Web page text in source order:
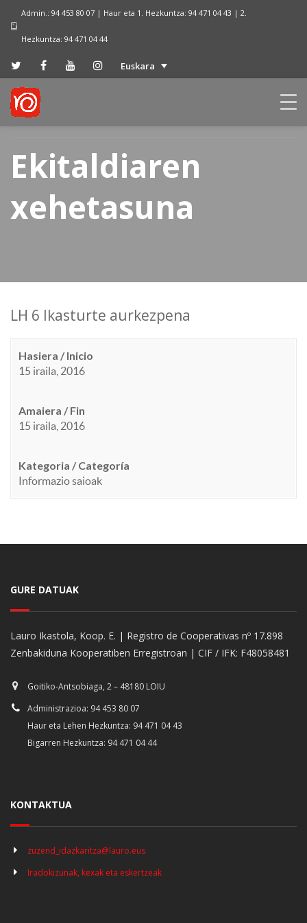
Admin.: 94 453 80 07 | Haur eta 1. Hezkuntza: 94 471 04 43 | 2.
Hezkuntza: 94 471 04 44
Euskara
Ekitaldiaren
xehetasuna
LH 6 Ikasturte aurkezpena
Hasiera / Inicio
15 iraila, 2016
Amaiera / Fin
15 iraila, 2016
Kategoria / Categoría
Informazio saioak
GURE DATUAK
Lauro Ikastola, Koop. E. | Registro de Cooperativas nº 17.898
Zenbakiduna Kooperatiben Erregistroan | CIF / IFK: F48058481
Goitiko-Antsobiaga, 2 – 48180 LOIU
Administrazioa: 94 453 80 07
Haur eta Lehen Hezkuntza: 94 471 04 43
Bigarren Hezkuntza: 94 471 04 44
KONTAKTUA
zuzend_idazkaritza@lauro.eus
Iradokizunak, kexak eta eskertzeak